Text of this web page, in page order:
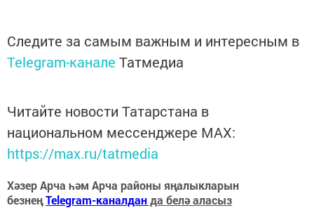
Следите за самым важным и интересным в
Telegram-канале Татмедиа
Читайте новости Татарстана в
национальном мессенджере MАХ:
https://max.ru/tatmedia
Хәзер Арча һәм Арча районы яңалыкларын
безнеңTelegram-каналданда белә аласыз